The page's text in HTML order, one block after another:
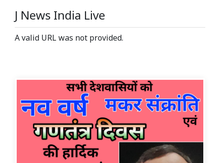
J News India Live
A valid URL was not provided.